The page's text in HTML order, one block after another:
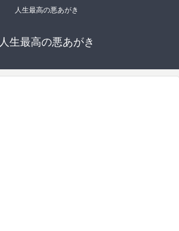
人生最高の悪あがき
人生最高の悪あがき